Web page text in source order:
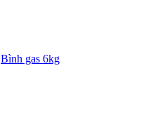
Bình gas 6kg